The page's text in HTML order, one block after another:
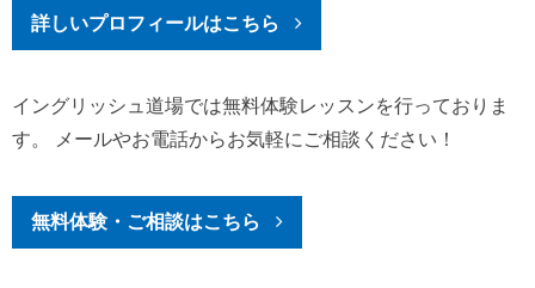
詳しいプロフィールはこちら
イングリッシュ道場では無料体験レッスンを行っておりま
す。
メールやお電話からお気軽にご相談ください！
無料体験・ご相談はこちら